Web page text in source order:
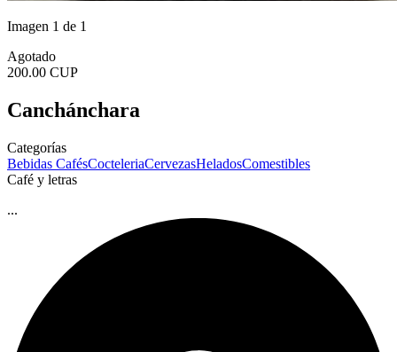
Imagen 1 de 1
Agotado
200.00 CUP
Canchánchara
Categorías
Bebidas CafésCocteleriaCervezasHeladosComestibles
Café y letras
...